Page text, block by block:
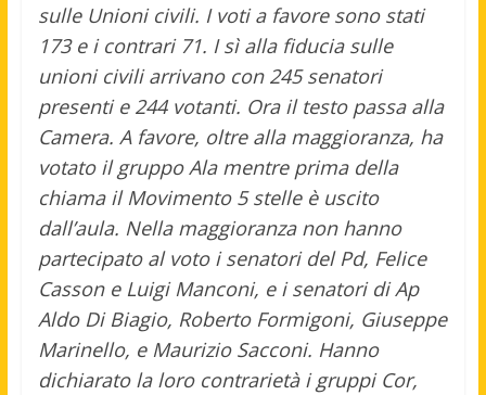
sulle Unioni civili. I voti a favore sono stati
173 e i contrari 71. I sì alla fiducia sulle
unioni civili arrivano con 245 senatori
presenti e 244 votanti. Ora il testo passa alla
Camera. A favore, oltre alla maggioranza, ha
votato il gruppo Ala mentre prima della
chiama il Movimento 5 stelle è uscito
dall’aula. Nella maggioranza non hanno
partecipato al voto i senatori del Pd, Felice
Casson e Luigi Manconi, e i senatori di Ap
Aldo Di Biagio, Roberto Formigoni, Giuseppe
Marinello, e Maurizio Sacconi. Hanno
dichiarato la loro contrarietà i gruppi Cor,